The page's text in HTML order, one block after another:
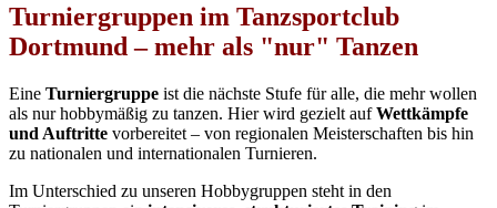
Turniergruppen im Tanzsportclub
Dortmund – mehr als "nur" Tanzen
Eine Turniergruppe ist die nächste Stufe für alle, die mehr wollen
als nur hobbymäßig zu tanzen. Hier wird gezielt aufWettkämpfe
und Auftritte vorbereitet – von regionalen Meisterschaften bis hin
zu nationalen und internationalen Turnieren.
Im Unterschied zu unseren Hobbygruppen steht in den